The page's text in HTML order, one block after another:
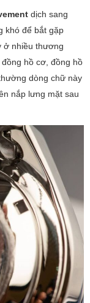
dịch sang
khó để bắt gặp
ở nhiều thương
hồ cơ, đồng hồ
dòng chữ này
nắp lưng mặt sau